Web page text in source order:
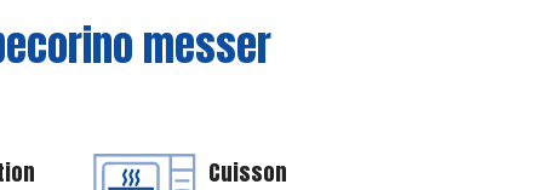
messer
Cuisson